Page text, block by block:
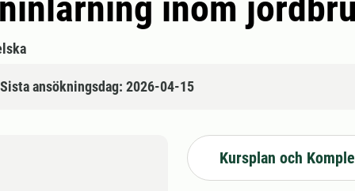
Sista ansökningsdag: 2026-04-15
Kursplan och